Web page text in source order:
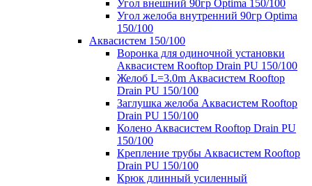
Угол внешний 90гр Optima 150/100
Угол желоба внутренний 90гр Optima
150/100
Аквасистем 150/100
Воронка для одиночной установки
Аквасистем Rooftop Drain PU 150/100
Желоб L=3.0m Аквасистем Rooftop
Drain PU 150/100
Заглушка желоба Аквасистем Rooftop
Drain PU 150/100
Колено Аквасистем Rooftop Drain PU
150/100
Крепление трубы Аквасистем Rooftop
Drain PU 150/100
Крюк длинный усиленный